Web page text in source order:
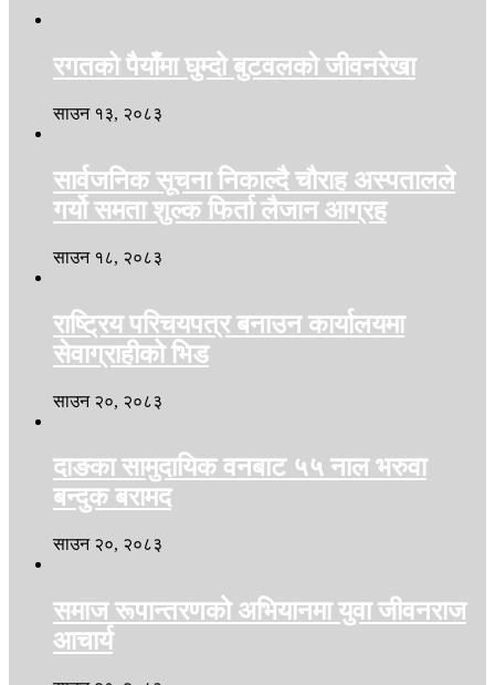
रगतको पैयाँमा घुम्दो बुटवलको जीवनरेखा
साउन १३, २०८३
सार्वजनिक सूचना निकाल्दै चौराह अस्पतालले
गर्यो समता शुल्क फिर्ता लैजान आग्रह
साउन १८, २०८३
राष्ट्रिय परिचयपत्र बनाउन कार्यालयमा
सेवाग्राहीको भिड
साउन २०, २०८३
दाङका सामुदायिक वनबाट ५५ नाल भरुवा
बन्दुक बरामद
साउन २०, २०८३
समाज रूपान्तरणको अभियानमा युवा जीवनराज
आचार्य